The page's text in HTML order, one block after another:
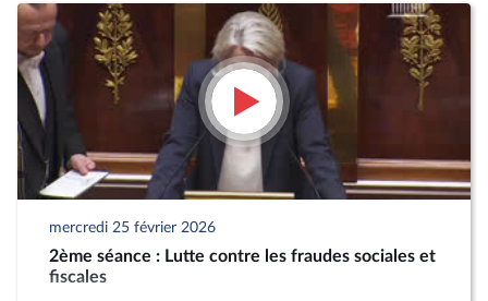
mercredi 25 février 2026
2ème séance : Lutte contre les fraudes sociales et
fiscales